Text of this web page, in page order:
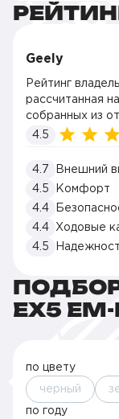
Geely
Рейтинг
рассчитанная
собранных из
4.5
4.7
Внешний
4.5
Комфорт
4.4
4.4
Ходовые
4.5
EX5 EM-
по цвету
черный
по году